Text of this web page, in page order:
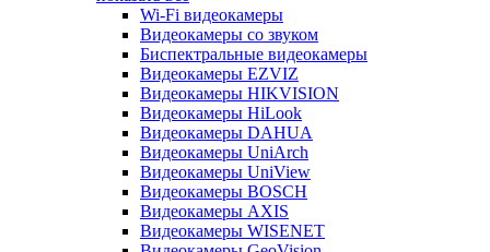
Wi-Fi видеокамеры
Видеокамеры со звуком
Биспектральные видеокамеры
Видеокамеры EZVIZ
Видеокамеры HIKVISION
Видеокамеры HiLook
Видеокамеры DAHUA
Видеокамеры UniArch
Видеокамеры UniView
Видеокамеры BOSCH
Видеокамеры AXIS
Видеокамеры WISENET